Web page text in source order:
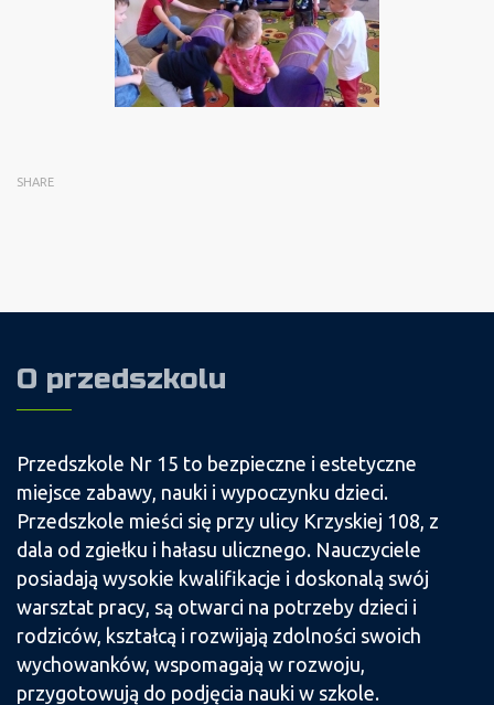
SHARE
O przedszkolu
Przedszkole Nr 15 to bezpieczne i estetyczne
miejsce zabawy, nauki i wypoczynku dzieci.
Przedszkole mieści się przy ulicy Krzyskiej 108, z
dala od zgiełku i hałasu ulicznego. Nauczyciele
posiadają wysokie kwalifikacje i doskonalą swój
warsztat pracy, są otwarci na potrzeby dzieci i
rodziców, kształcą i rozwijają zdolności swoich
wychowanków, wspomagają w rozwoju,
przygotowują do podjęcia nauki w szkole.